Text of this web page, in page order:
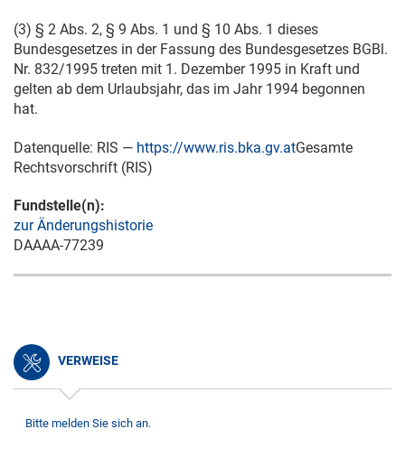
(3) § 2 Abs. 2, § 9 Abs. 1 und § 10 Abs. 1 dieses
Bundesgesetzes in der Fassung des Bundesgesetzes BGBl.
Nr. 832/1995 treten mit 1. Dezember 1995 in Kraft und
gelten ab dem Urlaubsjahr, das im Jahr 1994 begonnen
hat.
Datenquelle: RIS — https://www.ris.bka.gv.atGesamte
Rechtsvorschrift (RIS)
Fundstelle(n):
zur Änderungshistorie
DAAAA-77239
VERWEISE
Bitte melden Sie sich an.